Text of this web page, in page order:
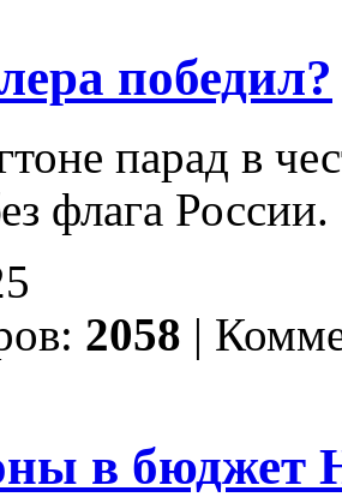
победил?
парад в
флага России.
2058 |
в бюджет